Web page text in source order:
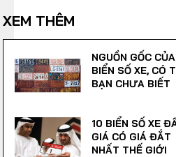
XEM THÊM
NGUỒN GỐC CỦA
BIỂN SỐ XE, CÓ
BẠN CHƯA BIẾT
10 BIỂN SỐ XE
GIÁ CÓ GIÁ ĐẮT
NHẤT THẾ GIỚI